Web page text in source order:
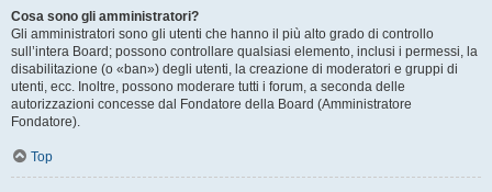
Cosa sono gli amministratori?
Gli amministratori sono gli utenti che hanno il più alto grado di controllo
sull’intera Board; possono controllare qualsiasi elemento, inclusi i permessi, la
disabilitazione (o «ban») degli utenti, la creazione di moderatori e gruppi di
utenti, ecc. Inoltre, possono moderare tutti i forum, a seconda delle
autorizzazioni concesse dal Fondatore della Board (Amministratore
Fondatore).
Top